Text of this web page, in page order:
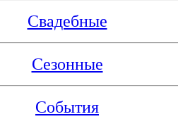
Свадебные
Сезонные
События